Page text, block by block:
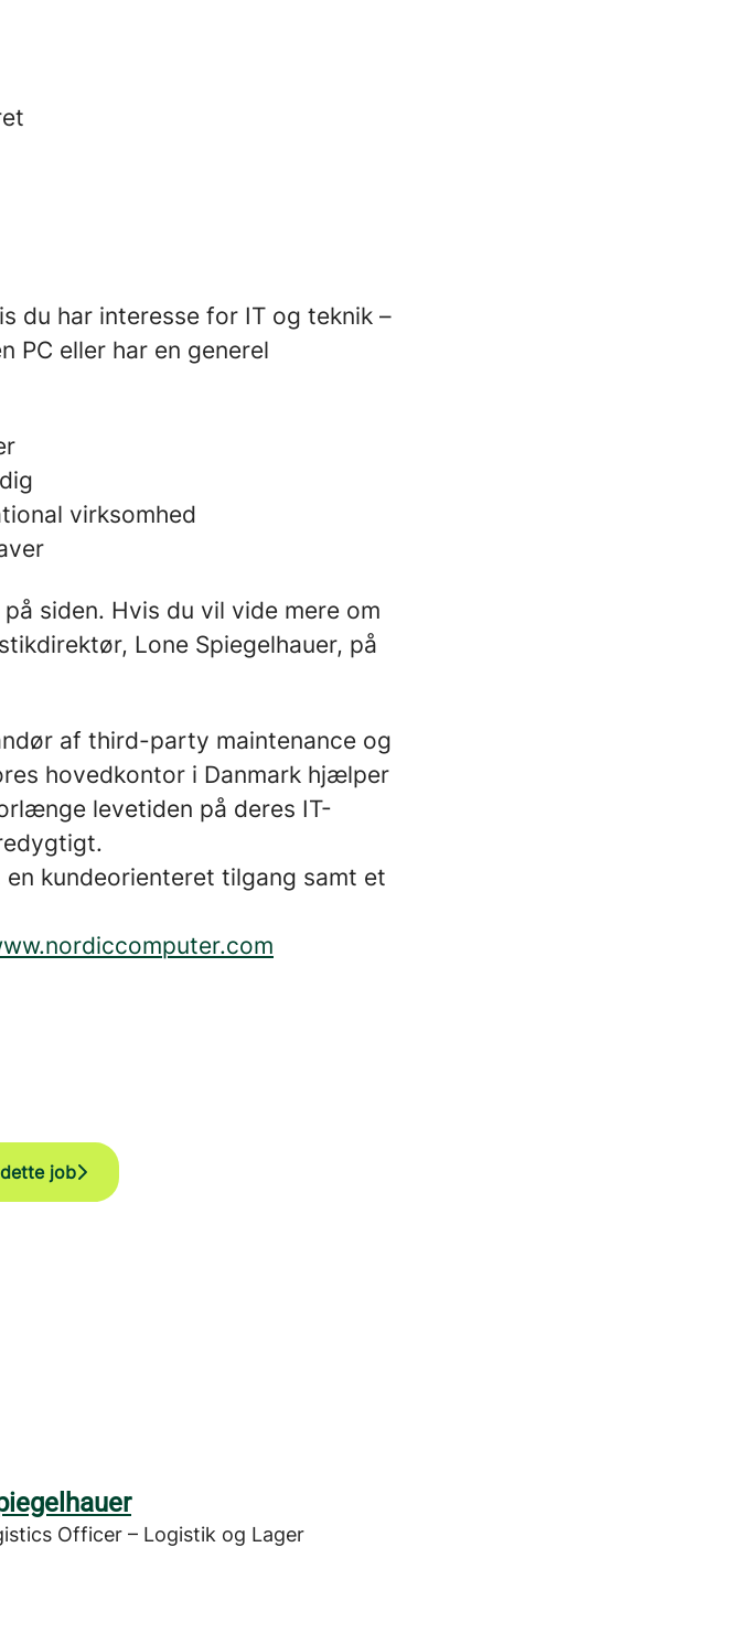
du har interesse for IT og teknik –
PC eller har en generel
virksomhed
siden. Hvis du vil vide mere om
Lone Spiegelhauer, på
af third-party maintenance og
hovedkontor i Danmark hjælper
levetiden på deres IT-
kundeorienteret tilgang samt et
job
Officer – Logistik og Lager